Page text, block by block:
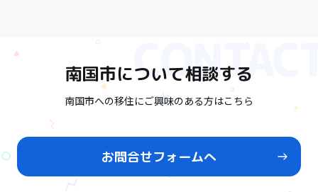
南国市について相談する
南国市への移住にご興味のある方はこちら
お問合せフォームへ